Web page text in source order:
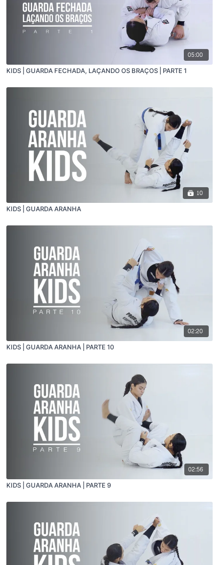
05:00
KIDS | GUARDA FECHADA, LAÇANDO OS BRAÇOS | PARTE 1
10
KIDS | GUARDA ARANHA
02:20
KIDS | GUARDA ARANHA | PARTE 10
02:56
KIDS | GUARDA ARANHA | PARTE 9